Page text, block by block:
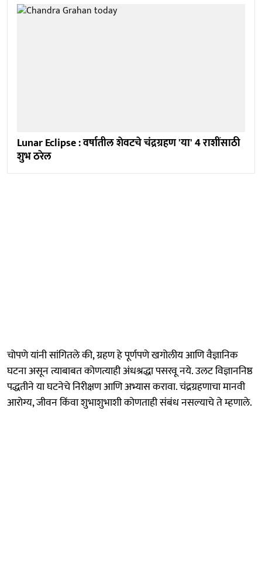
Lunar Eclipse : वर्षातील शेवटचे चंद्रग्रहण 'या' 4 राशींसाठी
शुभ ठरेल
चोपणे यांनी सांगितले की, ग्रहण हे पूर्णपणे खगोलीय आणि वैज्ञानिक
घटना असून त्याबाबत कोणत्याही अंधश्रद्धा पसरवू नये. उलट विज्ञाननिष्ठ
पद्धतीने या घटनेचे निरीक्षण आणि अभ्यास करावा. चंद्रग्रहणाचा मानवी
आरोग्य, जीवन किंवा शुभाशुभाशी कोणताही संबंध नसल्याचे ते म्हणाले.